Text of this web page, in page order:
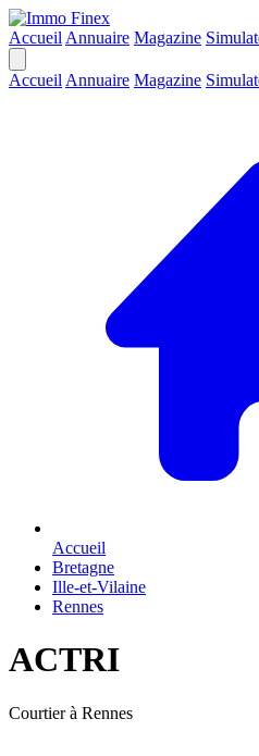
Accueil Annuaire Magazine
Accueil Annuaire Magazine
Accueil
Bretagne
Ille-et-Vilaine
Rennes
ACTRI
Courtier à Rennes